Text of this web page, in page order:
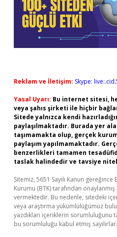
Reklam ve İletişim: Skype:
Yasal Uyarı: Bu internet sitesi,
veya şahıs şirketi ile hiçbir
Sitede yalnızca kendi
paylaşılmaktadır. Burada yer
taşımamakta olup, gerçek
paylaşım yapılmamaktadır.
benzerlikleri tamamen
taslak halindedir ve tavsiye
Sitemiz, 5651 Sayılı Kanun
Kurumu (BTK) tarafından
vermektedir. Bu nedenle, sitedeki
veya araştırma yükümlülüğümüz
yazdıkları içeriklerin sorumluluğunu
bu sorumluluğu kabul etmiş sayılırlar.